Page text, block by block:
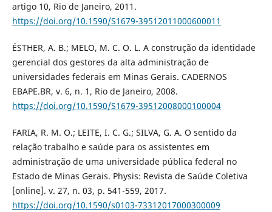
artigo 10, Rio de Janeiro, 2011.
https://doi.org/10.1590/S1679-39512011000600011
ÉSTHER, A. B.; MELO, M. C. O. L. A construção da identidade
gerencial dos gestores da alta administração de
universidades federais em Minas Gerais. CADERNOS
EBAPE.BR, v. 6, n. 1, Rio de Janeiro, 2008.
https://doi.org/10.1590/S1679-39512008000100004
FARIA, R. M. O.; LEITE, I. C. G.; SILVA, G. A. O sentido da
relação trabalho e saúde para os assistentes em
administração de uma universidade pública federal no
Estado de Minas Gerais. Physis: Revista de Saúde Coletiva
[online]. v. 27, n. 03, p. 541-559, 2017.
https://doi.org/10.1590/s0103-73312017000300009